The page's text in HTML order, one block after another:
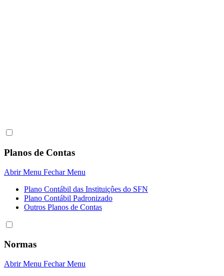
Planos de Contas
Abrir Menu Fechar Menu
Plano Contábil das Instituiçôes do SFN
Plano Contábil Padronizado
Outros Planos de Contas
Normas
Abrir Menu Fechar Menu